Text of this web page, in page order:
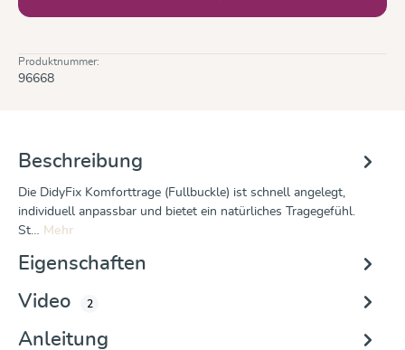
Produktnummer:
96668
Beschreibung
Die DidyFix Komforttrage (Fullbuckle) ist schnell angelegt,
individuell anpassbar und bietet ein natürliches Tragegefühl.
St… Mehr
Eigenschaften
Video
2
Anleitung